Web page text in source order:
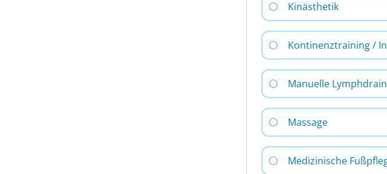
Kinästhetik
Kontinenztraining /
Manuelle
Massage
Medizinische